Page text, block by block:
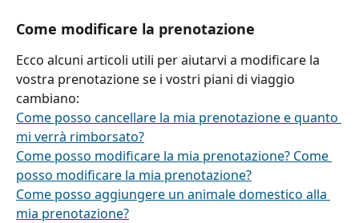
Come modificare la prenotazione
Ecco alcuni articoli utili per aiutarvi a modificare la
vostra prenotazione se i vostri piani di viaggio
cambiano:
Come posso cancellare la mia prenotazione e quanto
mi verrà rimborsato?
Come posso modificare la mia prenotazione? Come
posso modificare la mia prenotazione?
Come posso aggiungere un animale domestico alla
mia prenotazione?